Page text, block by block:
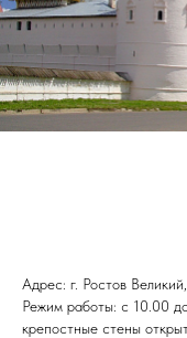
Адрес: г. Ростов
Режим работы: с 10.00
крепостные стены